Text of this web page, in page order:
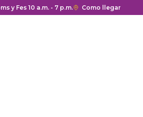
y cierre del centro comercial.
y Fes 10 a.m. - 7 p.m.Enlace
Como llegar